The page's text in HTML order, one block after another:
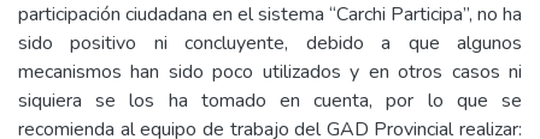
participación ciudadana en el sistema “Carchi Participa”, no ha
sido positivo ni concluyente, debido a que algunos
mecanismos han sido poco utilizados y en otros casos ni
siquiera se los ha tomado en cuenta, por lo que se
recomienda al equipo de trabajo del GAD Provincial realizar: